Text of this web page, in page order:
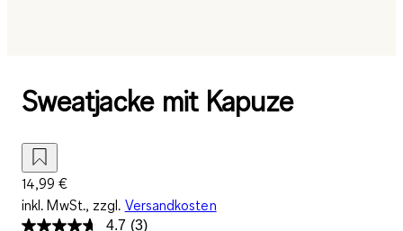
Sweatjacke mit Kapuze
14,99 €
inkl. MwSt., zzgl. Versandkosten
4.7 (3)